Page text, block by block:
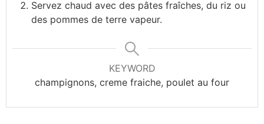
Servez chaud avec des pâtes fraîches, du riz ou
des pommes de terre vapeur.
KEYWORD
champignons, creme fraiche, poulet au four